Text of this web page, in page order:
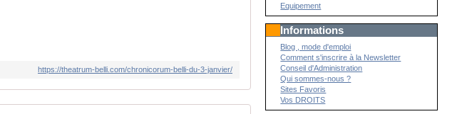
https://theatrum-belli.com/chronicorum-belli-du-3-janvier/
Equipement
Informations
Blog , mode d'emploi
Comment s'inscrire à la Newsletter
Conseil d'Administration
Qui sommes-nous ?
Sites Favoris
Vos DROITS